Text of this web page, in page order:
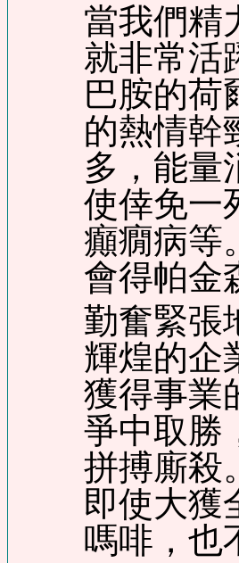
當我們精
就非常活
巴胺的荷
的熱情幹
多，能量
使倖免一
癲癇病等
會得帕金
勤奮緊張
輝煌的企
獲得事業
爭中取勝
拼搏廝殺
即使大獲
嗎啡，也